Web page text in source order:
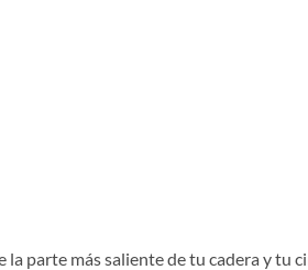
parte más saliente de tu cadera y tu